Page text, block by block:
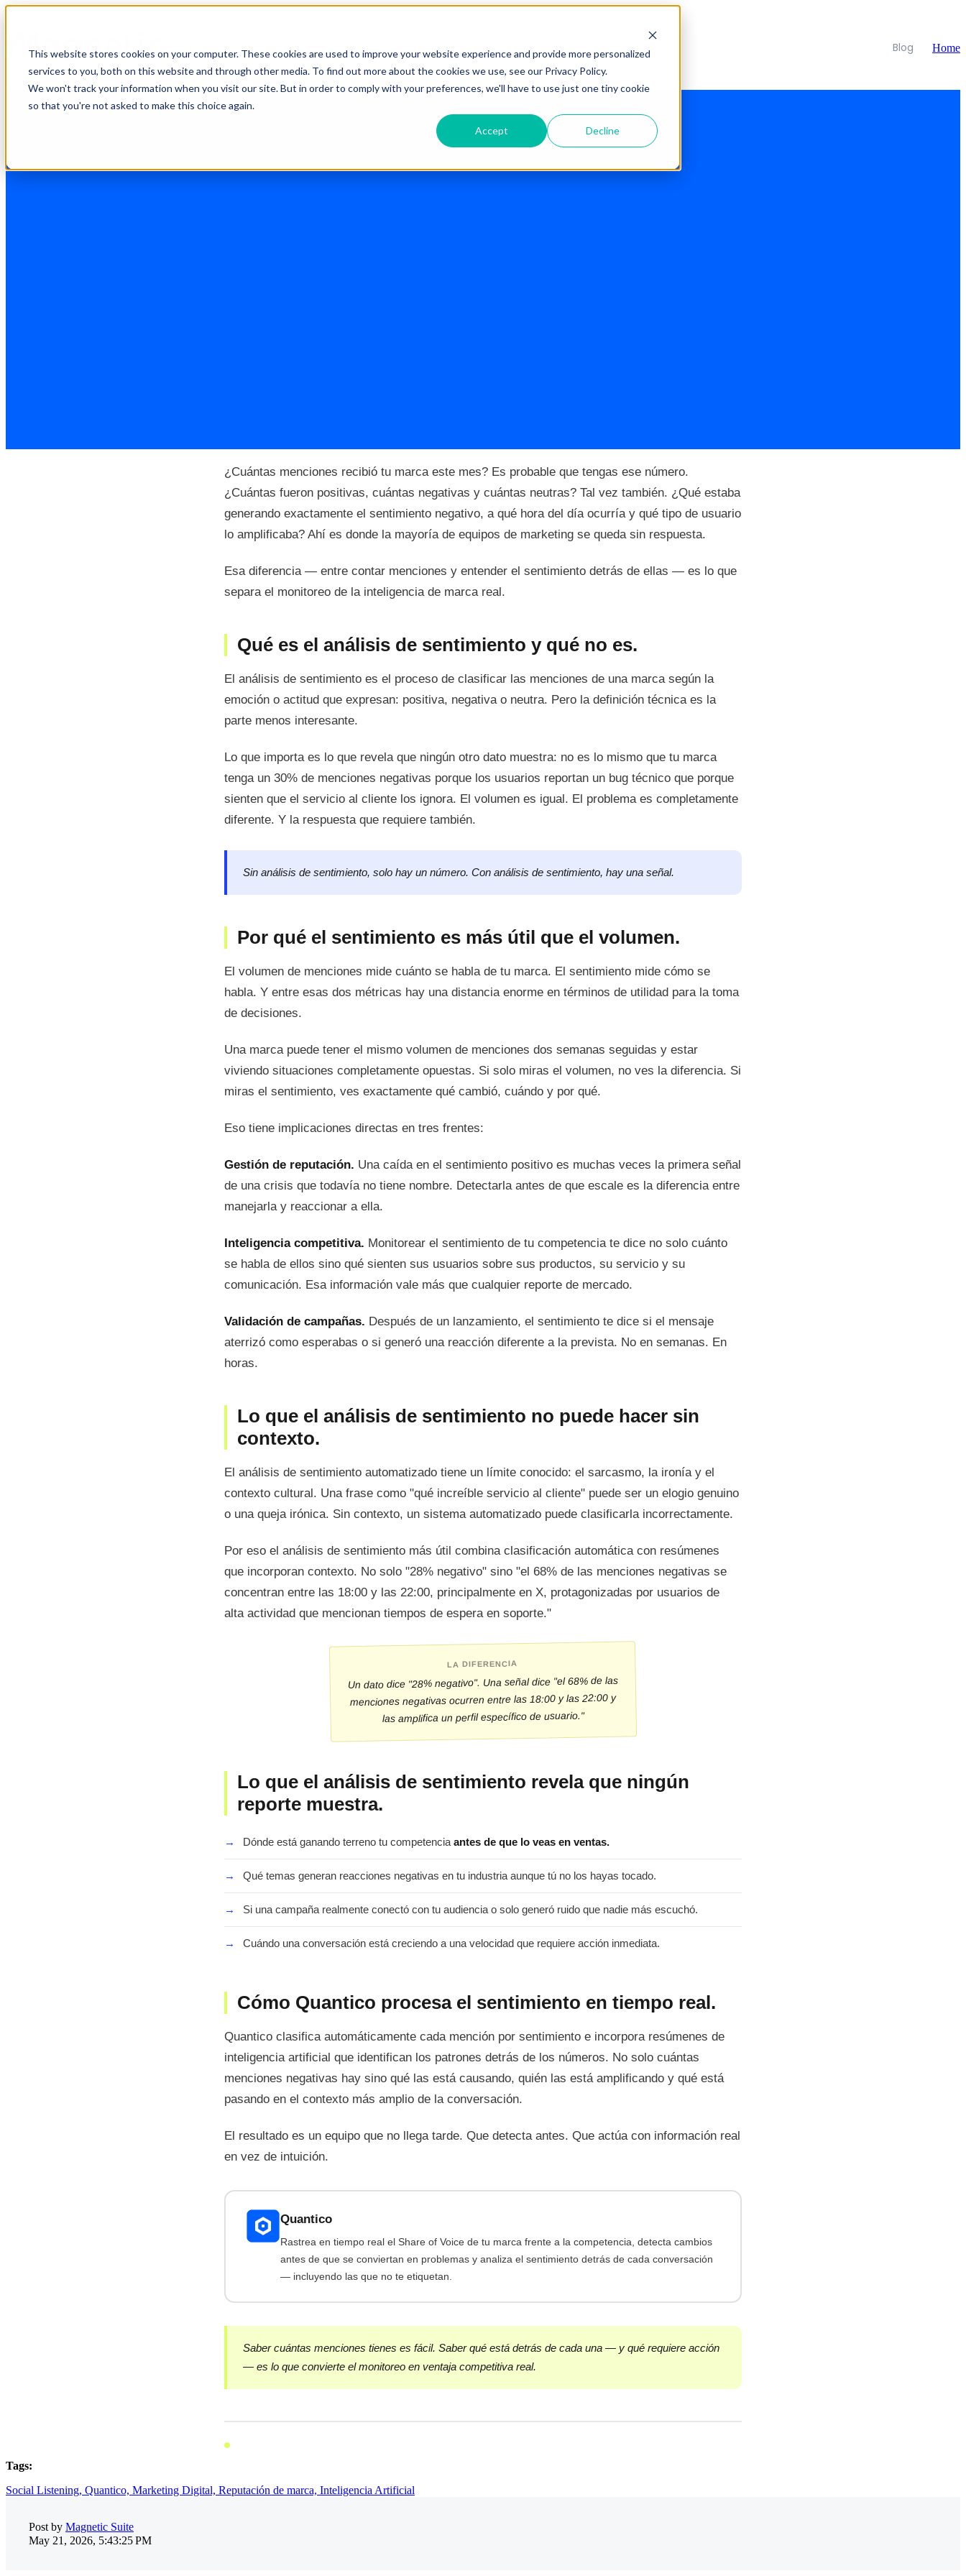
This website stores cookies on your computer. These cookies are used to improve your website experience and provide more personalized
services to you, both on this website and through other media. To find out more about the cookies we use, see our Privacy Policy.
We won't track your information when you visit our site. But in order to comply with your preferences, we'll have to use just one tiny cookie
so that you're not asked to make this choice again.
Accept Decline
Blog Home
Análisis de sentimiento: cómo saber lo que realmente piensan de tu marca (y no lo que te dicen)
¿Cuántas menciones recibió tu marca este mes? Es probable que tengas ese número.
¿Cuántas fueron positivas, cuántas negativas y cuántas neutras? Tal vez también. ¿Qué estaba
generando exactamente el sentimiento negativo, a qué hora del día ocurría y qué tipo de usuario
lo amplificaba? Ahí es donde la mayoría de equipos de marketing se queda sin respuesta.
Esa diferencia — entre contar menciones y entender el sentimiento detrás de ellas — es lo que
separa el monitoreo de la inteligencia de marca real.
Qué es el análisis de sentimiento y qué no es.
El análisis de sentimiento es el proceso de clasificar las menciones de una marca según la
emoción o actitud que expresan: positiva, negativa o neutra. Pero la definición técnica es la
parte menos interesante.
Lo que importa es lo que revela que ningún otro dato muestra: no es lo mismo que tu marca
tenga un 30% de menciones negativas porque los usuarios reportan un bug técnico que porque
sienten que el servicio al cliente los ignora. El volumen es igual. El problema es completamente
diferente. Y la respuesta que requiere también.
Sin análisis de sentimiento, solo hay un número. Con análisis de sentimiento, hay una señal.
Por qué el sentimiento es más útil que el volumen.
El volumen de menciones mide cuánto se habla de tu marca. El sentimiento mide cómo se
habla. Y entre esas dos métricas hay una distancia enorme en términos de utilidad para la toma
de decisiones.
Una marca puede tener el mismo volumen de menciones dos semanas seguidas y estar
viviendo situaciones completamente opuestas. Si solo miras el volumen, no ves la diferencia. Si
miras el sentimiento, ves exactamente qué cambió, cuándo y por qué.
Eso tiene implicaciones directas en tres frentes:
Gestión de reputación. Una caída en el sentimiento positivo es muchas veces la primera señal
de una crisis que todavía no tiene nombre. Detectarla antes de que escale es la diferencia entre
manejarla y reaccionar a ella.
Inteligencia competitiva. Monitorear el sentimiento de tu competencia te dice no solo cuánto
se habla de ellos sino qué sienten sus usuarios sobre sus productos, su servicio y su
comunicación. Esa información vale más que cualquier reporte de mercado.
Validación de campañas. Después de un lanzamiento, el sentimiento te dice si el mensaje
aterrizó como esperabas o si generó una reacción diferente a la prevista. No en semanas. En
horas.
Lo que el análisis de sentimiento no puede hacer sin
contexto.
El análisis de sentimiento automatizado tiene un límite conocido: el sarcasmo, la ironía y el
contexto cultural. Una frase como "qué increíble servicio al cliente" puede ser un elogio genuino
o una queja irónica. Sin contexto, un sistema automatizado puede clasificarla incorrectamente.
Por eso el análisis de sentimiento más útil combina clasificación automática con resúmenes
que incorporan contexto. No solo "28% negativo" sino "el 68% de las menciones negativas se
concentran entre las 18:00 y las 22:00, principalmente en X, protagonizadas por usuarios de
alta actividad que mencionan tiempos de espera en soporte."
LA DIFERENCIA
Un dato dice "28% negativo". Una señal dice "el 68% de las
menciones negativas ocurren entre las 18:00 y las 22:00 y
las amplifica un perfil específico de usuario."
Lo que el análisis de sentimiento revela que ningún
reporte muestra.
→ Dónde está ganando terreno tu competencia antes de que lo veas en ventas.
→ Qué temas generan reacciones negativas en tu industria aunque tú no los hayas tocado.
→ Si una campaña realmente conectó con tu audiencia o solo generó ruido que nadie más escuchó.
→ Cuándo una conversación está creciendo a una velocidad que requiere acción inmediata.
Cómo Quantico procesa el sentimiento en tiempo real.
Quantico clasifica automáticamente cada mención por sentimiento e incorpora resúmenes de
inteligencia artificial que identifican los patrones detrás de los números. No solo cuántas
menciones negativas hay sino qué las está causando, quién las está amplificando y qué está
pasando en el contexto más amplio de la conversación.
El resultado es un equipo que no llega tarde. Que detecta antes. Que actúa con información real
en vez de intuición.
Quantico
Rastrea en tiempo real el Share of Voice de tu marca frente a la competencia, detecta cambios
antes de que se conviertan en problemas y analiza el sentimiento detrás de cada conversación
— incluyendo las que no te etiquetan.
Saber cuántas menciones tienes es fácil. Saber qué está detrás de cada una — y qué requiere acción
— es lo que convierte el monitoreo en ventaja competitiva real.
Tags:
Social Listening, Quantico, Marketing Digital, Reputación de marca, Inteligencia Artificial
Post by Magnetic Suite
May 21, 2026, 5:43:25 PM